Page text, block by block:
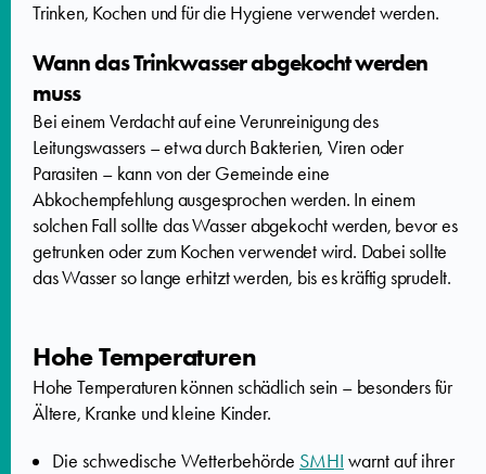
Trinken, Kochen und für die Hygiene verwendet werden.
Wann das Trinkwasser abgekocht werden
muss
Bei einem Verdacht auf eine Verunreinigung des
Leitungswassers – etwa durch Bakterien, Viren oder
Parasiten – kann von der Gemeinde eine
Abkochempfehlung ausgesprochen werden. In einem
solchen Fall sollte das Wasser abgekocht werden, bevor es
getrunken oder zum Kochen verwendet wird. Dabei sollte
das Wasser so lange erhitzt werden, bis es kräftig sprudelt.
Hohe Temperaturen
Hohe Temperaturen können schädlich sein – besonders für
Ältere, Kranke und kleine Kinder.
Die schwedische Wetterbehörde SMHI warnt auf ihrer